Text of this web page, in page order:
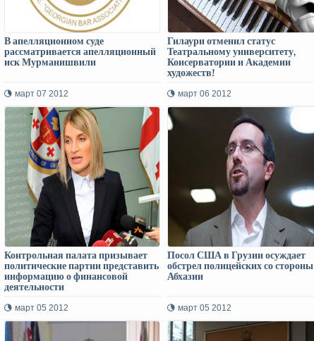
В апелляционном суде
рассматривается апелляционный
иск Мурманишвили
март 07 2012
Гилаури отменил статус
Театральному университету,
Консерватории и Академии
художеств!
март 06 2012
Контрольная палата призывает
политические партии представить
информацию о финансовой
деятельности
март 05 2012
Посол США в Грузии осуждает
обстрел полицейских со стороны
Абхазии
март 05 2012